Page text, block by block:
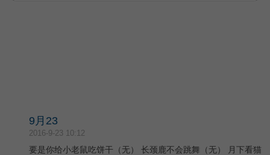
9月23
2016-9-23 10:12
要是你给小老鼠吃饼干（无） 长颈鹿不会跳舞（无） 月下看猫